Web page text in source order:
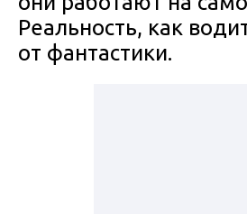
Реальность, как
от фантастики.